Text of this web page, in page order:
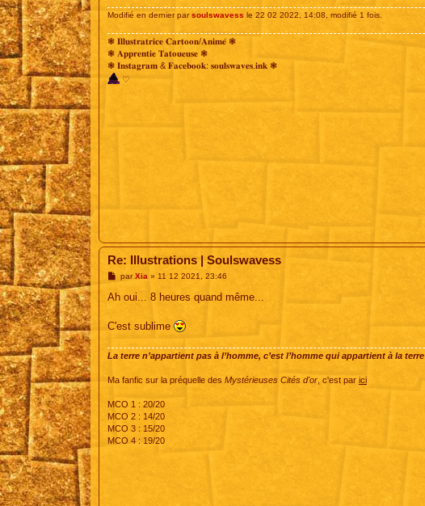
e
Modifié en dernier parsoulswavess le 22 02 2022, 14:08, modifié 1 fois.
❃ 𝐈𝐥𝐥𝐮𝐬𝐭𝐫𝐚𝐭𝐫𝐢𝐜𝐞 𝐂𝐚𝐫𝐭𝐨𝐨𝐧/𝐀𝐧𝐢𝐦𝐞́ ❃
❃ 𝐀𝐩𝐩𝐫𝐞𝐧𝐭𝐢𝐞 𝐓𝐚𝐭𝐨𝐮𝐞𝐮𝐬𝐞 ❃
❃ 𝐈𝐧𝐬𝐭𝐚𝐠𝐫𝐚𝐦 & 𝐅𝐚𝐜𝐞𝐛𝐨𝐨𝐤: 𝐬𝐨𝐮𝐥𝐬𝐰𝐚𝐯𝐞𝐬.𝐢𝐧𝐤 ❃
♡
Re: Illustrations | Soulswavess
M
s
g
parXia » 11 12 2021, 23:46
Ah oui... 8 heures quand même...
C'est sublime
La terre n’appartient pas à l’homme, c’est l’homme qui appartient à la terre
Ma fanfic sur la préquelle des Mystérieuses Cités d'or , c'est par ici
MCO 1 : 20/20
MCO 2 : 14/20
MCO 3 : 15/20
MCO 4 : 19/20